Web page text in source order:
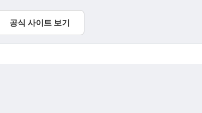
공식 사이트 보기